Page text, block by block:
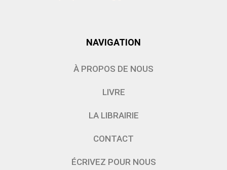
NAVIGATION
À PROPOS DE NOUS
LIVRE
LA LIBRAIRIE
CONTACT
ÉCRIVEZ POUR NOUS